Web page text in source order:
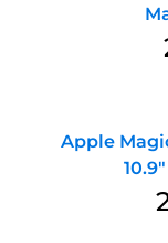
Apple